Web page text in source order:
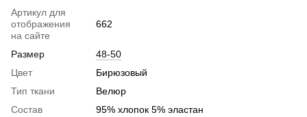
Артикул для
отображения
на сайте
662
Размер
48-50
Цвет
Бирюзовый
Тип ткани
Велюр
Состав
95% хлопок 5% эластан